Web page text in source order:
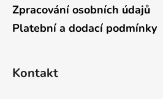
Zpracování osobních údajů
Platební a dodací podmínky
Kontakt